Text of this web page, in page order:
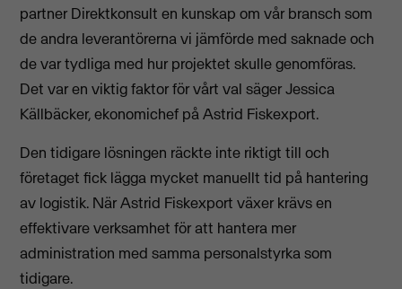
partner Direktkonsult en kunskap om vår bransch som
de andra leverantörerna vi jämförde med saknade och
de var tydliga med hur projektet skulle genomföras.
Det var en viktig faktor för vårt val säger Jessica
Källbäcker, ekonomichef på Astrid Fiskexport.
Den tidigare lösningen räckte inte riktigt till och
företaget fick lägga mycket manuellt tid på hantering
av logistik. När Astrid Fiskexport växer krävs en
effektivare verksamhet för att hantera mer
administration med samma personalstyrka som
tidigare.